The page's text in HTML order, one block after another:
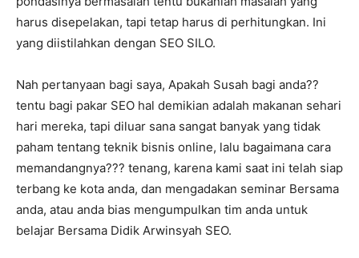
harus disepelakan, tapi tetap harus di perhitungkan. Ini
yang diistilahkan dengan SEO SILO.
Nah pertanyaan bagi saya, Apakah Susah bagi anda??
tentu bagi pakar SEO hal demikian adalah makanan sehari
hari mereka, tapi diluar sana sangat banyak yang tidak
paham tentang teknik bisnis online, lalu bagaimana cara
memandangnya??? tenang, karena kami saat ini telah siap
terbang ke kota anda, dan mengadakan seminar Bersama
anda, atau anda bias mengumpulkan tim anda untuk
belajar Bersama Didik Arwinsyah SEO.